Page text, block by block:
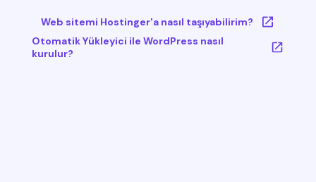
Web sitemi Hostinger'a nasıl taşıyabilirim?
Otomatik Yükleyici ile WordPress nasıl
kurulur?